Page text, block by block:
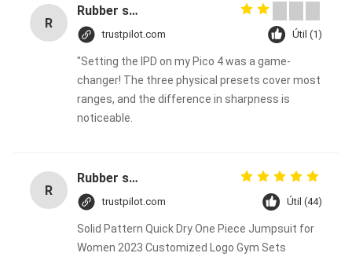
R
Rubber solid forklift tires For material handling forklift
trustpilot.com Útil (1)
"Setting the IPD on my Pico 4 was a game-
changer! The three physical presets cover most
ranges, and the difference in sharpness is
noticeable.
R
Rubber solid forklift tires For material handling forklift
trustpilot.com Útil (44)
Solid Pattern Quick Dry One Piece Jumpsuit for
Women 2023 Customized Logo Gym Sets